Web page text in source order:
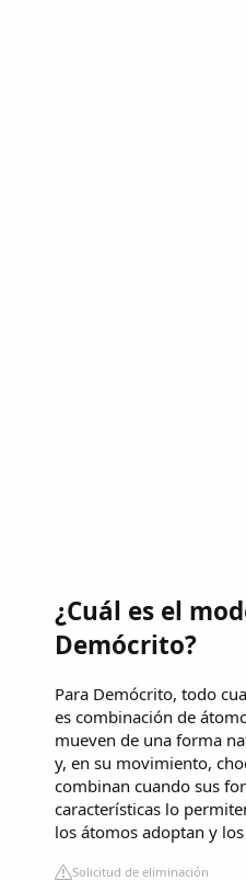
¿Cuál es el
Demócrito?
Para Demócrito, todo
es combinación de
mueven de una forma
y, en su movimiento,
combinan cuando sus
características lo
los átomos adoptan y
Solicitud de eliminación